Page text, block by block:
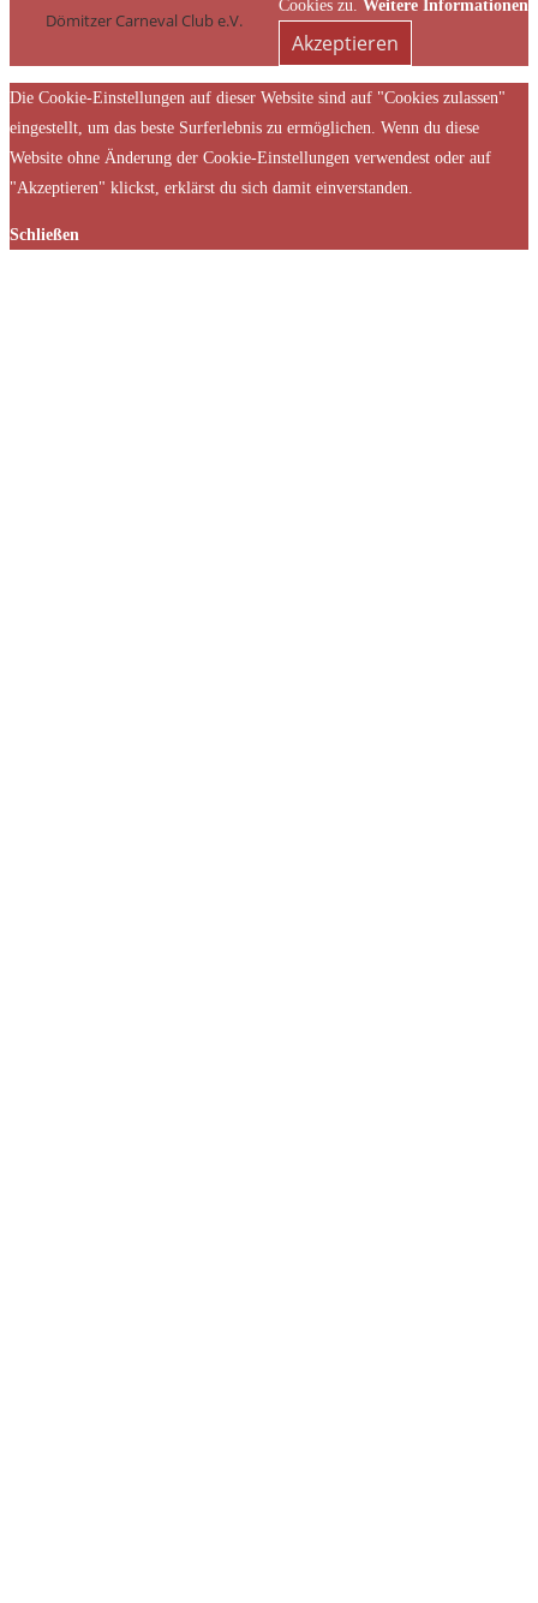
Dömitzer Carneval Club e.V.
Cookies zu. Weitere Informationen
Akzeptieren
Die Cookie-Einstellungen auf dieser Website sind auf "Cookies zulassen"
eingestellt, um das beste Surferlebnis zu ermöglichen. Wenn du diese
Website ohne Änderung der Cookie-Einstellungen verwendest oder auf
"Akzeptieren" klickst, erklärst du sich damit einverstanden.
Schließen